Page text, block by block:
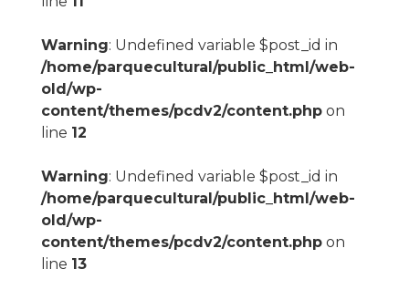
Warning: Undefined variable $post_id in
/home/parquecultural/public_html/web-
old/wp-
content/themes/pcdv2/content.phpon
line 12
Warning: Undefined variable $post_id in
/home/parquecultural/public_html/web-
old/wp-
content/themes/pcdv2/content.phpon
line 13